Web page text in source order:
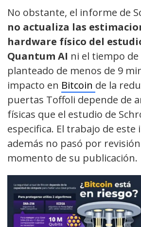
No obstante, el informe de
no actualiza las
hardware físico del
Quantum AI ni el tiempo
planteado de menos de 9
impacto en Bitcoin de la
puertas Toffoli depende de
físicas que el estudio de
especifica. El trabajo de
además no pasó por
momento de su publicación.